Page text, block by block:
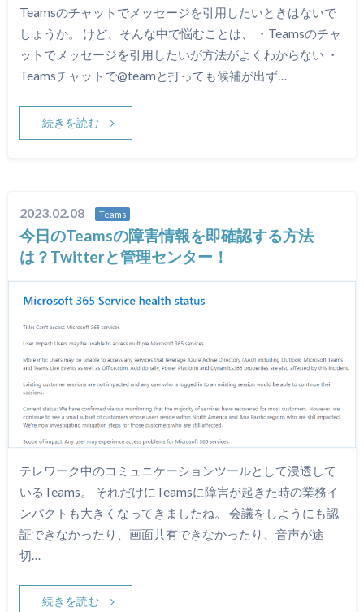
Teamsのチャットでメッセージを引用したいときはないで
しょうか。 けど、そんな中で悩むことは、 ・Teamsのチャ
ットでメッセージを引用したいが方法がよくわからない ・
Teamsチャットで@teamと打っても候補が出ず…
続きを読む
2023.02.08 Teams
今日のTeamsの障害情報を即確認する方法
は？Twitterと管理センター！
テレワーク中のコミュニケーションツールとして浸透して
いるTeams。 それだけにTeamsに障害が起きた時の業務イ
ンパクトも大きくなってきましたね。 会議をしようにも認
証できなかったり、画面共有できなかったり、音声が途
切…
続きを読む